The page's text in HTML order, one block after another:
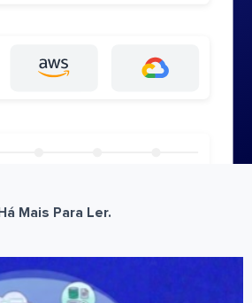
Há Mais Para Ler.